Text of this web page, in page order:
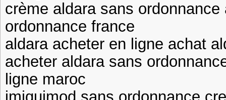
crème aldara sans
ordonnance france
aldara acheter en ligne achat
acheter aldara sans
ligne maroc
imiquimod sans ordonnance